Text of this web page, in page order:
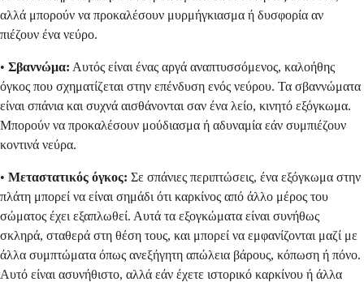
αλλά μπορούν να προκαλέσουν μυρμήγκιασμα ή δυσφορία αν
πιέζουν ένα νεύρο.
• Σβαννώμα: Αυτός είναι ένας αργά αναπτυσσόμενος, καλοήθης
όγκος που σχηματίζεται στην επένδυση ενός νεύρου. Τα σβαννώματα
είναι σπάνια και συχνά αισθάνονται σαν ένα λείο, κινητό εξόγκωμα.
Μπορούν να προκαλέσουν μούδιασμα ή αδυναμία εάν συμπιέζουν
κοντινά νεύρα.
• Μεταστατικός όγκος: Σε σπάνιες περιπτώσεις, ένα εξόγκωμα στην
πλάτη μπορεί να είναι σημάδι ότι καρκίνος από άλλο μέρος του
σώματος έχει εξαπλωθεί. Αυτά τα εξογκώματα είναι συνήθως
σκληρά, σταθερά στη θέση τους, και μπορεί να εμφανίζονται μαζί με
άλλα συμπτώματα όπως ανεξήγητη απώλεια βάρους, κόπωση ή πόνο.
Αυτό είναι ασυνήθιστο, αλλά εάν έχετε ιστορικό καρκίνου ή άλλα